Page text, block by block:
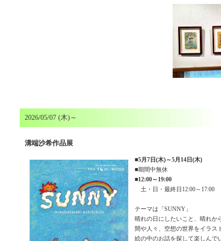
2026/05/07 (木)～
溝端沙希作品展
■5月7日(木)～5月14日(木)
■期間中無休
■12:00～19:00
土・日・最終日12:00～17:00
テーマは「SUNNY」
晴れの日にしたいこと、晴れか
間や人々、空想の世界をイラス
絵の中のお話を探して楽しんで